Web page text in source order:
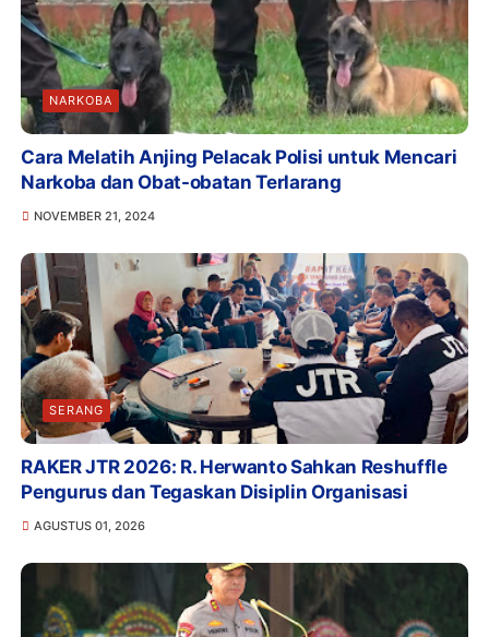
NARKOBA
Cara Melatih Anjing Pelacak Polisi untuk Mencari
Narkoba dan Obat-obatan Terlarang
NOVEMBER 21, 2024
SERANG
RAKER JTR 2026: R. Herwanto Sahkan Reshuffle
Pengurus dan Tegaskan Disiplin Organisasi
AGUSTUS 01, 2026